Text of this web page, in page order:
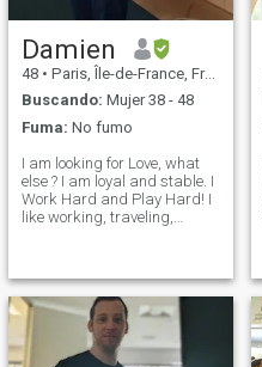
Damien
48 • Paris, Île-de-France, Francia
Buscando: Mujer 38 - 48
Fuma: No fumo
I am looking for Love, what
else ? I am loyal and stable. I
Work Hard and Play Hard! I
like working, traveling,
honest, I do not want wasting
my time on that website, just